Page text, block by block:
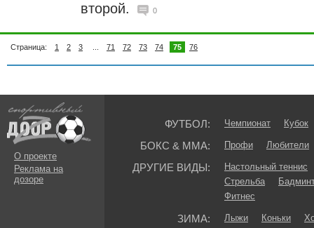
второй.
0
Страница: 1 2 3 71 72 73 74 75 76
О проекте
Реклама на
дозоре
ФУТБОЛ: Чемпионат Кубок
БОКС & ММА: Профи Любители
ДРУГИЕ ВИДЫ:
Настольный теннис
Стрельба
Фитнес
ЗИМА: Лыжи Коньки